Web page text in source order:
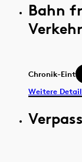
Bahn
Chronik-
Weitere